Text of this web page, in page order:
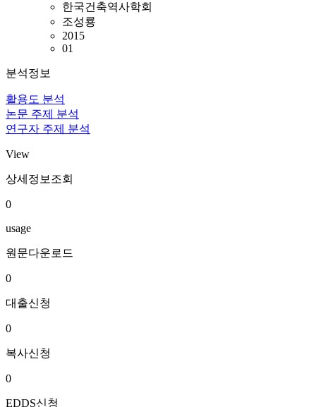
한국건축역사학회
조성룡
2015
01
분석정보
활용도 분석
논문 주제 분석
연구자 주제 분석
View
상세정보조회
0
usage
원문다운로드
0
대출신청
0
복사신청
0
EDDS신청